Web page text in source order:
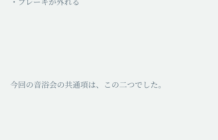
今回の音浴会の共通項は、この二つでした。